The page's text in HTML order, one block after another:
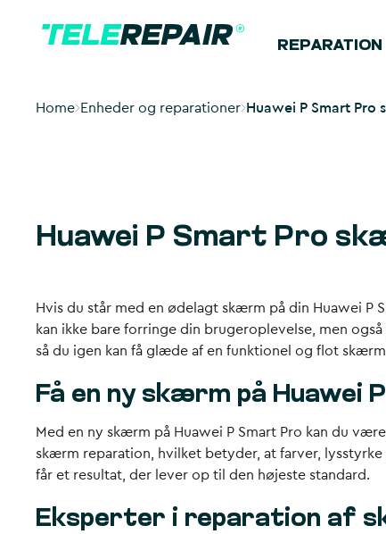
REPARATION
Home Enheder og reparationer Huawei P Smart Pro
Huawei P Smart Pro
Hvis du står med en ødelagt skærm på din Huawei P
kan ikke bare forringe din brugeroplevelse, men
så du igen kan få glæde af en funktionel og flot
Få en ny skærm på Huawei
Med en ny skærm på Huawei P Smart Pro kan du
skærm reparation , hvilket betyder, at farver,
får et resultat, der lever op til den højeste standard.
Eksperter i reparation af